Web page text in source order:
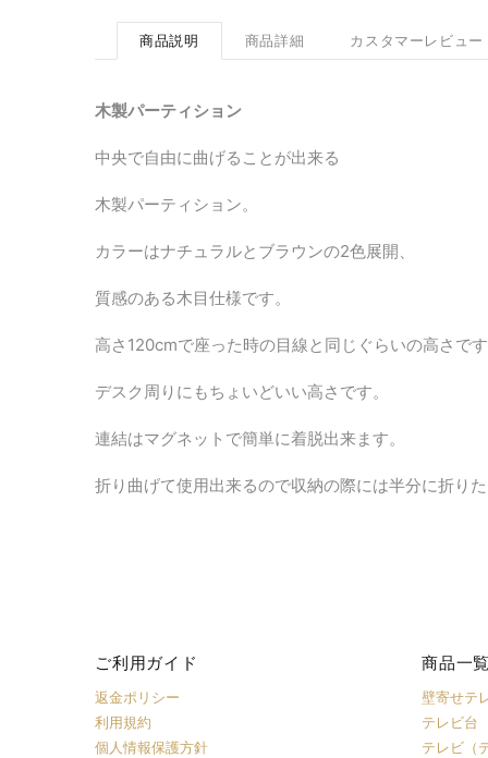
商品説明 商品詳細 カスタマーレビュー
木製パーティション
中央で自由に曲げることが出来る
木製パーティション。
カラーはナチュラルとブラウンの2色展開、
質感のある木目仕様です。
高さ120cmで座った時の目線と同じぐらいの高さで
デスク周りにもちょいどいい高さです。
連結はマグネットで簡単に着脱出来ます。
折り曲げて使用出来るので収納の際には半分に折り
ご利用ガイド
返金ポリシー
利用規約
個人情報保護方針
商品一
壁寄せテ
テレビ台
テレビ（